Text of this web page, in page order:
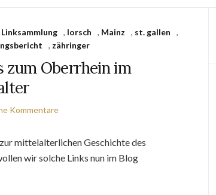
Linksammlung , lorsch , Mainz , st. gallen
,
, zähringer
zum Oberrhein im
Kommentare
mittelalterlichen Geschichte des
wir solche Links nun im Blog